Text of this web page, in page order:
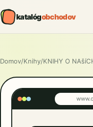
katalógobchodov
Domov/Knihy/KNIHY O